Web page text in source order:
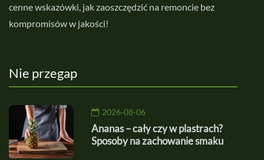
cenne wskazówki, jak zaoszczędzić na remoncie bez
kompromisów w jakości!
Nie przegap
2026-08-06
Ananas – cały czy w plastrach?
Sposoby na zachowanie smaku